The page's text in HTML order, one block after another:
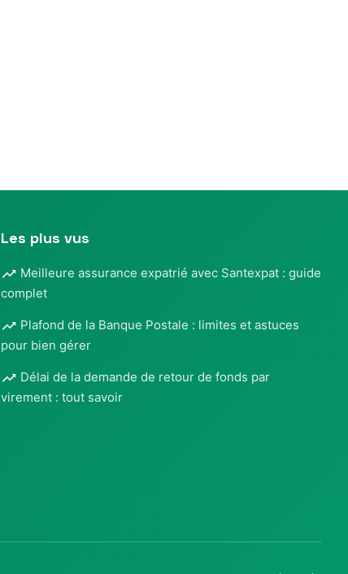
Les plus vus
Meilleure assurance expatrié avec Santexpat : guide
complet
Plafond de la Banque Postale : limites et astuces
pour bien gérer
Délai de la demande de retour de fonds par
virement : tout savoir